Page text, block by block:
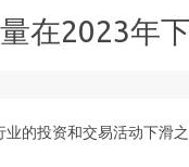
在2023年
的投资和交易活动下滑